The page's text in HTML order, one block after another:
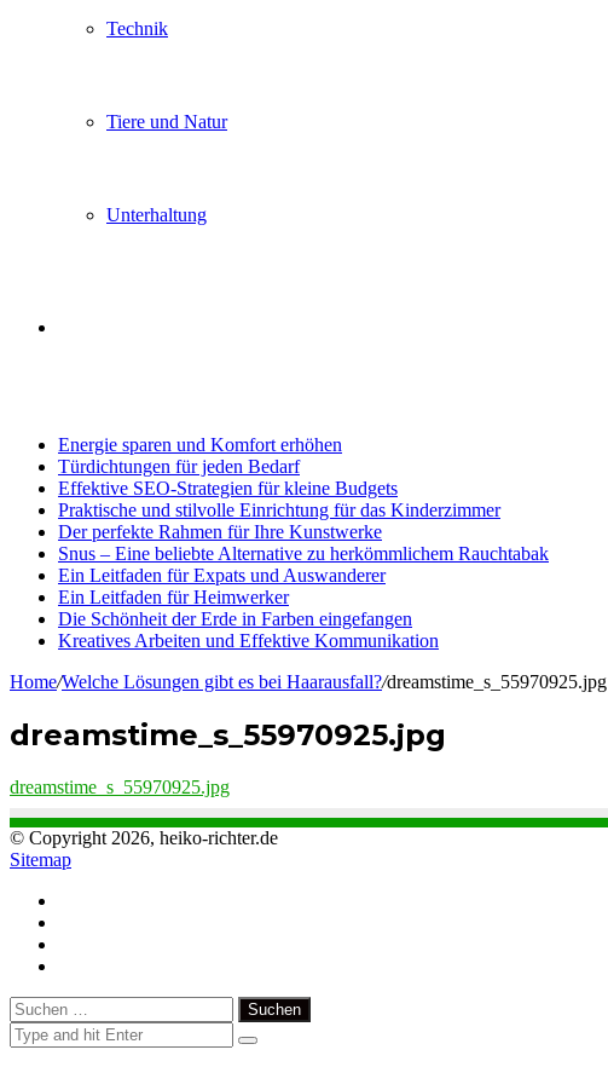
Technik
Tiere und Natur
Unterhaltung
Energie sparen und Komfort erhöhen
Türdichtungen für jeden Bedarf
Effektive SEO-Strategien für kleine Budgets
Praktische und stilvolle Einrichtung für das Kinderzimmer
Der perfekte Rahmen für Ihre Kunstwerke
Snus – Eine beliebte Alternative zu herkömmlichem Rauchtabak
Ein Leitfaden für Expats und Auswanderer
Ein Leitfaden für Heimwerker
Die Schönheit der Erde in Farben eingefangen
Kreatives Arbeiten und Effektive Kommunikation
Home/Welche Lösungen gibt es bei Haarausfall?/dreamstime_s_55970925.jpg
dreamstime_s_55970925.jpg
dreamstime_s_55970925.jpg
© Copyright 2026, heiko-richter.de
Sitemap
Close
Suchen
nach: